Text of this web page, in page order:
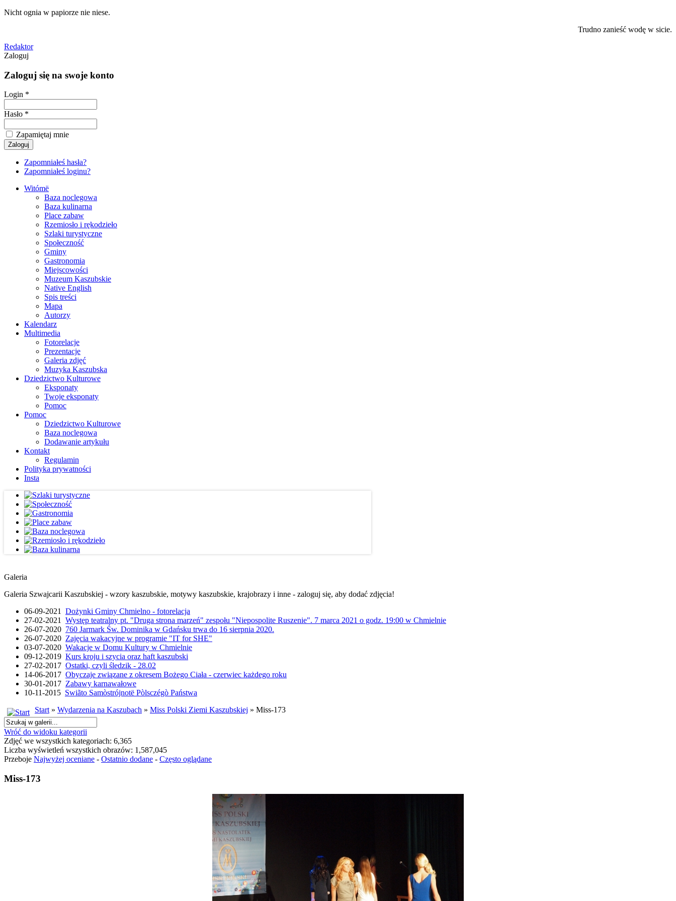
Nicht ognia w papiorze nie niese.
Trudno zanieść wodę w sicie.
Redaktor
Zaloguj
Zaloguj się na swoje konto
Login *
Hasło *
Zapamiętaj mnie
Zapomniałeś hasła?
Zapomniałeś loginu?
Witómë
Baza noclegowa
Baza kulinarna
Place zabaw
Rzemiosło i rękodzieło
Szlaki turystyczne
Społeczność
Gminy
Gastronomia
Miejscowości
Muzeum Kaszubskie
Native English
Spis treści
Mapa
Autorzy
Kalendarz
Multimedia
Fotorelacje
Prezentacje
Galeria zdjęć
Muzyka Kaszubska
Dziedzictwo Kulturowe
Eksponaty
Twoje eksponaty
Pomoc
Pomoc
Dziedzictwo Kulturowe
Baza noclegowa
Dodawanie artykułu
Kontakt
Regulamin
Polityka prywatności
Insta
Galeria
Galeria Szwajcarii Kaszubskiej - wzory kaszubskie, motywy kaszubskie, krajobrazy i inne - zaloguj się, aby dodać zdjęcia!
06-09-2021 Dożynki Gminy Chmielno - fotorelacja
27-02-2021 Występ teatralny pt. "Druga strona marzeń" zespołu "Niepospolite Ruszenie". 7 marca 2021 o godz. 19:00 w Chmielnie
26-07-2020 760 Jarmark Św. Dominika w Gdańsku trwa do 16 sierpnia 2020.
26-07-2020 Zajęcia wakacyjne w programie "IT for SHE"
03-07-2020 Wakacje w Domu Kultury w Chmielnie
09-12-2019 Kurs kroju i szycia oraz haft kaszubski
27-02-2017 Ostatki, czyli śledzik - 28.02
14-06-2017 Obyczaje związane z okresem Bożego Ciała - czerwiec każdego roku
30-01-2017 Zabawy karnawałowe
10-11-2015 Swiãto Samòstrójnotë Pòlsczégò Państwa
Start» Wydarzenia na Kaszubach » Miss Polski Ziemi Kaszubskiej » Miss-173
Wróć do widoku kategorii
Zdjęć we wszystkich kategoriach: 6,365
Liczba wyświetleń wszystkich obrazów: 1,587,045
Przeboje Najwyżej oceniane - Ostatnio dodane - Często oglądane
Miss-173